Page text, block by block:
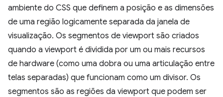
ambiente do CSS que definem a posição e as dimensões
de uma região logicamente separada da janela de
visualização. Os segmentos de viewport são criados
quando a viewport é dividida por um ou mais recursos
de hardware (como uma dobra ou uma articulação entre
telas separadas) que funcionam como um divisor. Os
segmentos são as regiões da viewport que podem ser